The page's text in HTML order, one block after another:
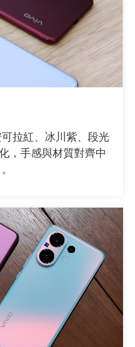
拉紅、冰川紫、段光
，手感與材質對齊中